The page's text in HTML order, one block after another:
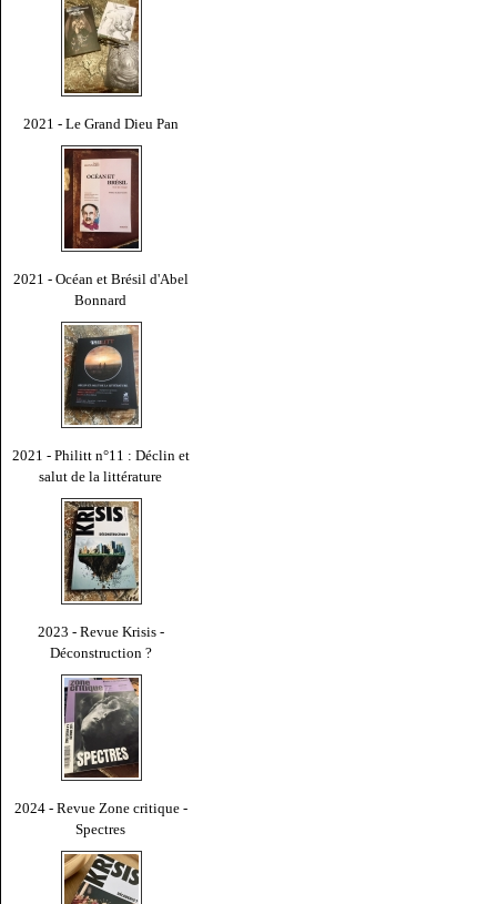
2021 - Le Grand Dieu Pan
2021 - Océan et Brésil d'Abel
Bonnard
2021 - Philitt n°11 : Déclin et
salut de la littérature
2023 - Revue Krisis -
Déconstruction ?
2024 - Revue Zone critique -
Spectres